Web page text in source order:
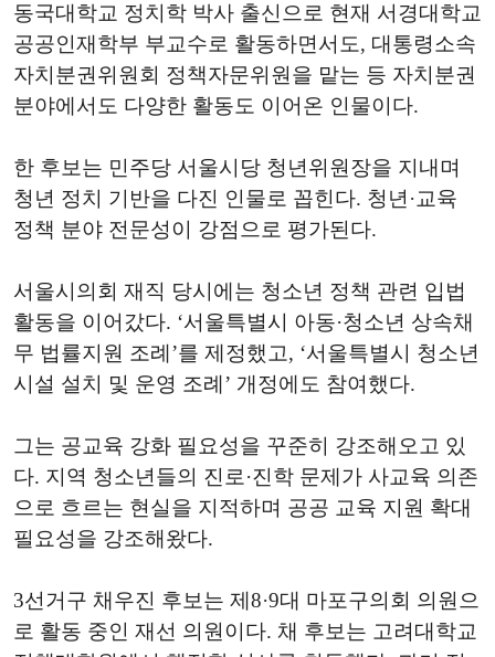
동국대학교 정치학 박사 출신으로 현재 서경대학교
공공인재학부 부교수로 활동하면서도, 대통령소속
자치분권위원회 정책자문위원을 맡는 등 자치분권
분야에서도 다양한 활동도 이어온 인물이다.
한 후보는 민주당 서울시당 청년위원장을 지내며
청년 정치 기반을 다진 인물로 꼽힌다. 청년·교육
정책 분야 전문성이 강점으로 평가된다.
서울시의회 재직 당시에는 청소년 정책 관련 입법
활동을 이어갔다. ‘서울특별시 아동·청소년 상속채
무 법률지원 조례’를 제정했고, ‘서울특별시 청소년
시설 설치 및 운영 조례’ 개정에도 참여했다.
그는 공교육 강화 필요성을 꾸준히 강조해오고 있
다. 지역 청소년들의 진로·진학 문제가 사교육 의존
으로 흐르는 현실을 지적하며 공공 교육 지원 확대
필요성을 강조해왔다.
3선거구 채우진 후보는 제8·9대 마포구의회 의원으
로 활동 중인 재선 의원이다. 채 후보는 고려대학교